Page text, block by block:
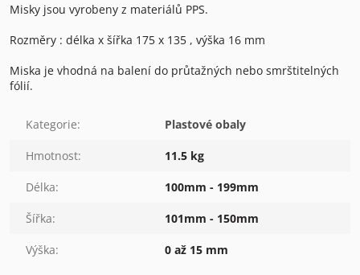
Misky jsou vyrobeny z materiálů PPS.
Rozměry : délka x šířka 175 x 135 , výška 16 mm
Miska je vhodná na balení do průtažných nebo smrštitelných
fólií.
Kategorie: Plastové obaly
Hmotnost: 11.5 kg
Délka: 100mm - 199mm
Šířka: 101mm - 150mm
Výška: 0 až 15 mm